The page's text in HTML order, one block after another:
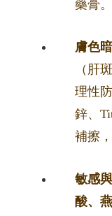
藥膏。
膚色
（肝
理性
鋅、
補擦
敏感
酸、